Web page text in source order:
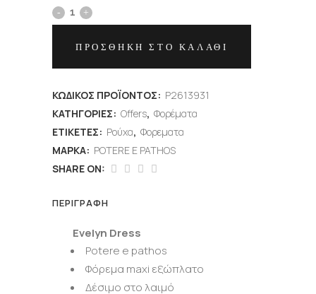
ΠΡΟΣΘΉΚΗ ΣΤΟ ΚΑΛΆΘΙ
ΚΩΔΙΚΌΣ ΠΡΟΪΌΝΤΟΣ: P2613931
ΚΑΤΗΓΟΡΊΕΣ: Offers, Φορέματα
ΕΤΙΚΈΤΕΣ: Ρούχα, Φορεματα
ΜΆΡΚΑ: POTERE E PATHOS
SHARE ON:
ΠΕΡΙΓΡΑΦΉ
Evelyn Dress
Potere e pathos
Φόρεμα maxi εξώπλατο
Δέσιμο στο λαιμό